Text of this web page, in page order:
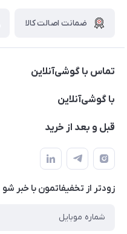
ضمانت اصالت کالا
تماس با گوشی‌آنلاین
۰۲۱91001221
با گوشی‌آنلاین
درباره ما
حساب کاربری
حریم خصوصی
قبل و بعد از خرید
نحوه خرید از گوشی آنلاین
شرایط ضمانت هفت روزه
روش ارسال کالا در گوشی آنلاین
روش بازگردانی کالا
زودتر از تخفیفاتمون با خبر شو